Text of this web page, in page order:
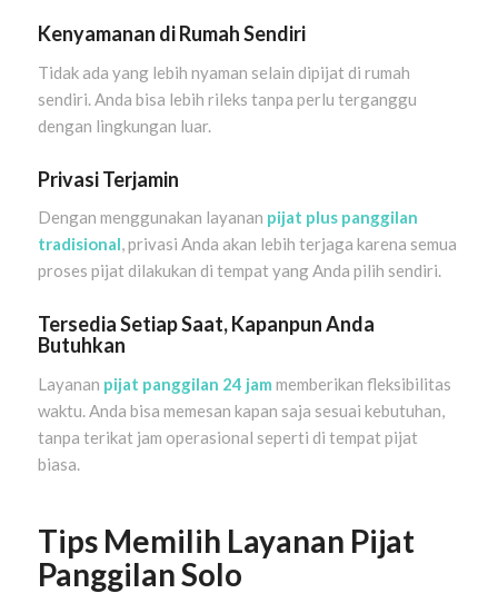
Kenyamanan di Rumah Sendiri
Tidak ada yang lebih nyaman selain dipijat di rumah
sendiri. Anda bisa lebih rileks tanpa perlu terganggu
dengan lingkungan luar.
Privasi Terjamin
Dengan menggunakan layanan pijat plus panggilan
tradisional, privasi Anda akan lebih terjaga karena semua
proses pijat dilakukan di tempat yang Anda pilih sendiri.
Tersedia Setiap Saat, Kapanpun Anda
Butuhkan
Layanan pijat panggilan 24 jam memberikan fleksibilitas
waktu. Anda bisa memesan kapan saja sesuai kebutuhan,
tanpa terikat jam operasional seperti di tempat pijat
biasa.
Tips Memilih Layanan Pijat
Panggilan Solo